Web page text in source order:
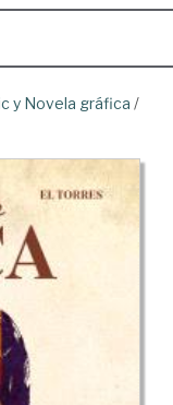
y Novela gráfica /